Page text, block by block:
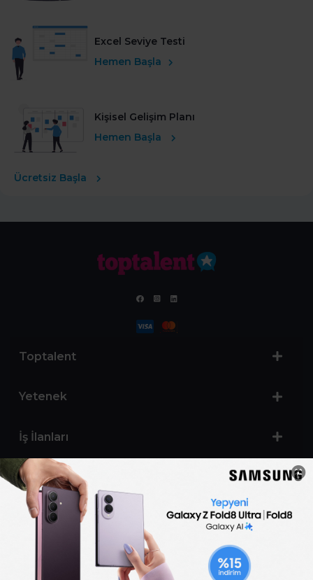
Excel Seviye Testi
Hemen Başla
Kişisel Gelişim Planı
Hemen Başla
Ücretsiz Başla
Toptalent
Yetenek
İş İlanları
Sertifika Programları
Yetenek Testleri